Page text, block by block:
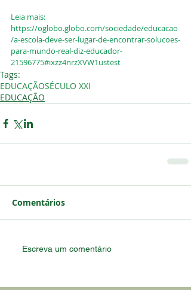
Leia mais:
https://oglobo.globo.com/sociedade/educacao
/a-escola-deve-ser-lugar-de-encontrar-solucoes-
para-mundo-real-diz-educador-
21596775#ixzz4nrzXVW1ustest
Tags:
EDUCAÇÃOSÉCULO XXI
EDUCAÇÃO
Comentários
Escreva um comentário